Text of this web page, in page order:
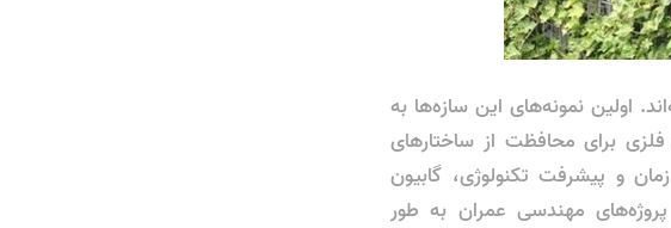
اولین نمونه‌های این سازه‌ها به
برای محافظت از ساختارهای
و پیشرفت تکنولوژی، گابیون
مهندسی عمران به طور